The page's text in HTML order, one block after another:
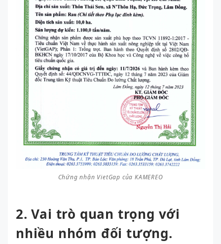
Chứng nhận VietGap của KAMEREO
2. Vai trò quan trọng với
nhiều nhóm đối tượng.